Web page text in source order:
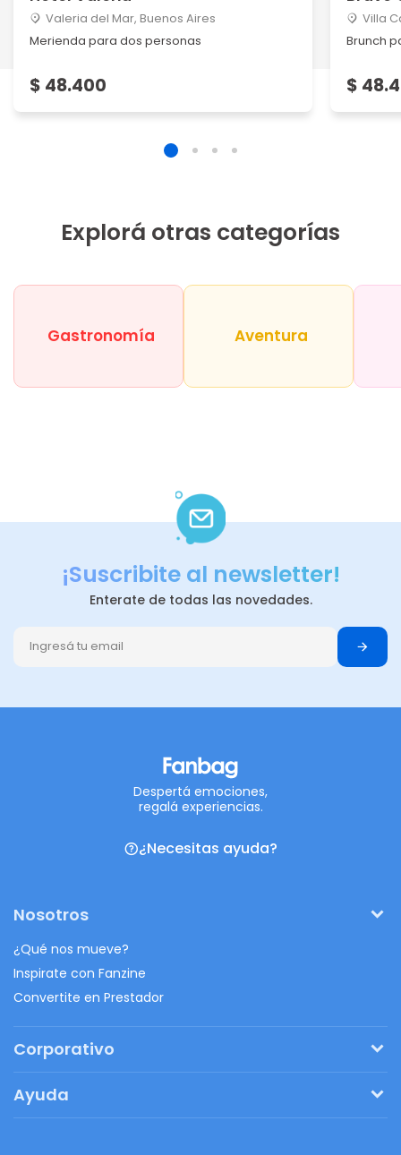
Valeria del Mar, Buenos Aires
Merienda para dos personas
$ 48.400
Villa
Brunch
$
Explorá otras categorías
Gastronomía Aventura
¡Suscribite al newsletter!
Enterate de todas las novedades.
Despertá emociones,
regalá experiencias.
¿Necesitas ayuda?
Nosotros
¿Qué nos mueve?
Inspirate con Fanzine
Convertite en Prestador
Corporativo
Regalos originales
Ayuda